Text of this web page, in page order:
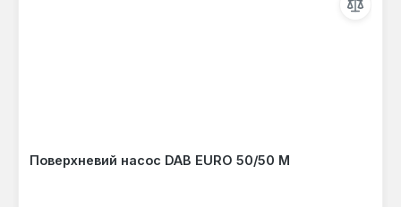
Поверхневий насос DAB EURO 50/50 M